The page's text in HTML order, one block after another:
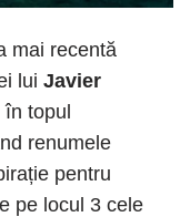
mai recentă
lui Javier
în topul
renumele
pentru
pe locul 3 cele